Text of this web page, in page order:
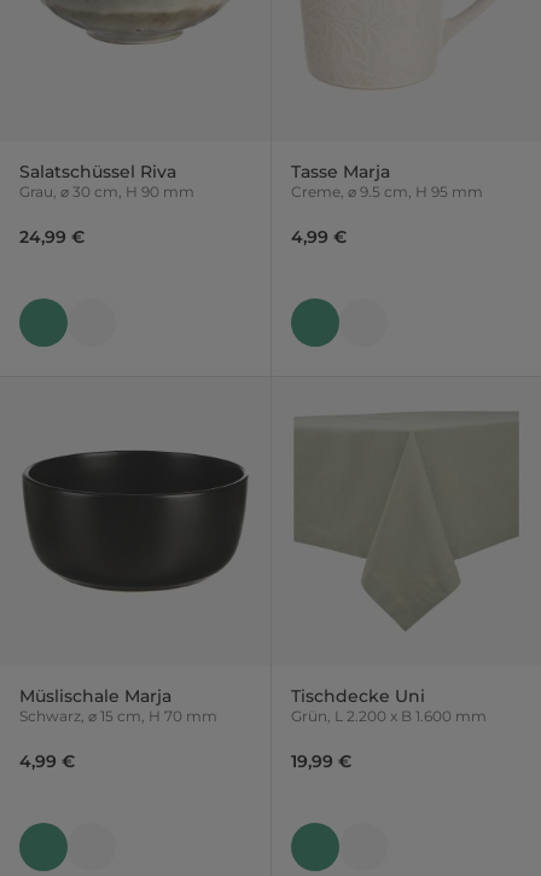
Salatschüssel Riva
Grau, ⌀ 30 cm, H 90 mm
24,99 €
Tasse Marja
Creme, ⌀ 9.5 cm, H 95 mm
4,99 €
Müslischale Marja
Schwarz, ⌀ 15 cm, H 70 mm
4,99 €
Tischdecke Uni
Grün, L 2.200 x B 1.600 mm
19,99 €